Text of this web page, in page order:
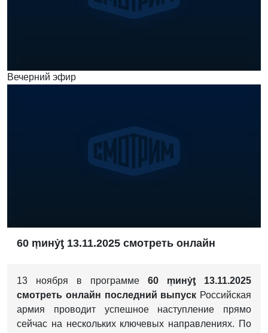
Вечерний эфир
60 ṃинẏƫ 13.11.2025 смотреть онлайн
13 ноября в программе 60 ṃинẏƫ 13.11.2025
смотреть онлайн последний выпуск Российская
армия проводит успешное наступление прямо
сейчас на нескольких ключевых направлениях. По